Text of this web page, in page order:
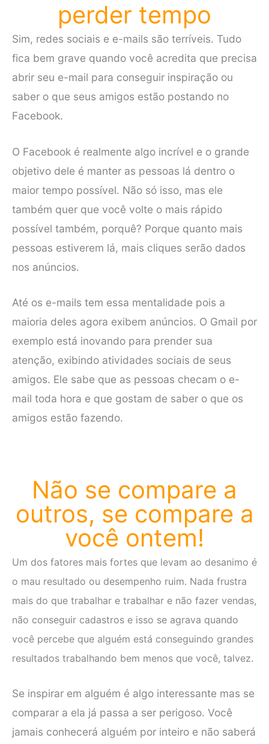
perder tempo
Sim, redes sociais e e-mails são terríveis. Tudo
fica bem grave quando você acredita que precisa
abrir seu e-mail para conseguir inspiração ou
saber o que seus amigos estão postando no
Facebook.
O Facebook é realmente algo incrível e o grande
objetivo dele é manter as pessoas lá dentro o
maior tempo possível. Não só isso, mas ele
também quer que você volte o mais rápido
possível também, porquê? Porque quanto mais
pessoas estiverem lá, mais cliques serão dados
nos anúncios.
Até os e-mails tem essa mentalidade pois a
maioria deles agora exibem anúncios. O Gmail por
exemplo está inovando para prender sua
atenção, exibindo atividades sociais de seus
amigos. Ele sabe que as pessoas checam o e-
mail toda hora e que gostam de saber o que os
amigos estão fazendo.
Não se compare a
outros, se compare a
você ontem!
Um dos fatores mais fortes que levam ao desanimo é
o mau resultado ou desempenho ruim. Nada frustra
mais do que trabalhar e trabalhar e não fazer vendas,
não conseguir cadastros e isso se agrava quando
você percebe que alguém está conseguindo grandes
resultados trabalhando bem menos que você, talvez.
Se inspirar em alguém é algo interessante mas se
comparar a ela já passa a ser perigoso. Você
jamais conhecerá alguém por inteiro e não saberá